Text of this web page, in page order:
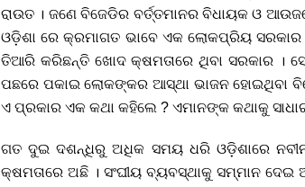
ରାଉତ । ଜଣେ ବିଜେଡିର ବର୍ତ୍ତମାନର ବିଧାୟକ ଓ
ଓଡ଼ିଶା ରେ କ୍ରମାଗତ ଭାବେ ଏକ ଲୋକପ୍ରିୟ ସରକାର
ତିଆରି କରିଛନ୍ତି ଖୋଦ କ୍ଷମତାରେ ଥିବା ସରକାର ।
ପଛରେ ପକାଇ ଲୋକଙ୍କର ଆସ୍ଥା ଭାଜନ ହୋଇଥିବା
ଏ ପ୍ରକାର ଏକ କଥା କହିଲେ ? ଏମାନଙ୍କ କଥାକୁ
ଗତ ଦୁଇ ଦଶନ୍ଧିରୁ ଅଧିକ ସମୟ ଧରି ଓଡ଼ିଶାରେ
କ୍ଷମତାରେ ଅଛି । ସଂଘୀୟ ବ୍ୟବସ୍ଥାକୁ ସମ୍ମାନ